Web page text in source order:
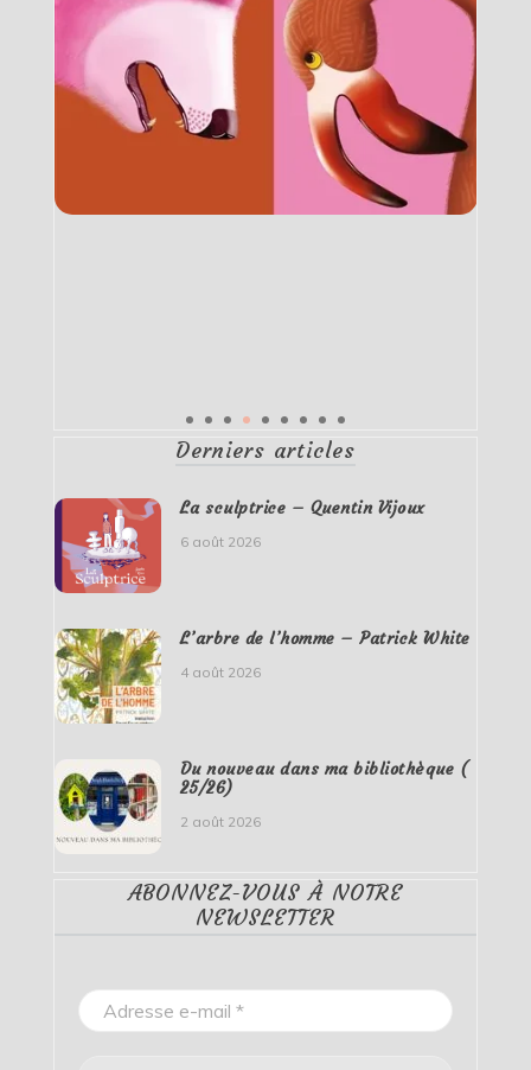
Derniers articles
La sculptrice – Quentin Vijoux
6 août 2026
L’arbre de l’homme – Patrick White
4 août 2026
Du nouveau dans ma bibliothèque (
25/26)
2 août 2026
ABONNEZ-VOUS À NOTRE
NEWSLETTER